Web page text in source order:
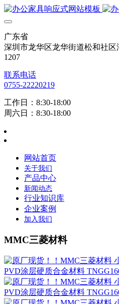
广东省
深圳市龙华区龙华街道松和社
1207
联系电话
0755-22220219
工作日：8:30-18:00
周六日：8:30-18:00
网站首页
关于我们
产品中心
新闻动态
行业知识库
企业案例
加入我们
MMC三菱材料